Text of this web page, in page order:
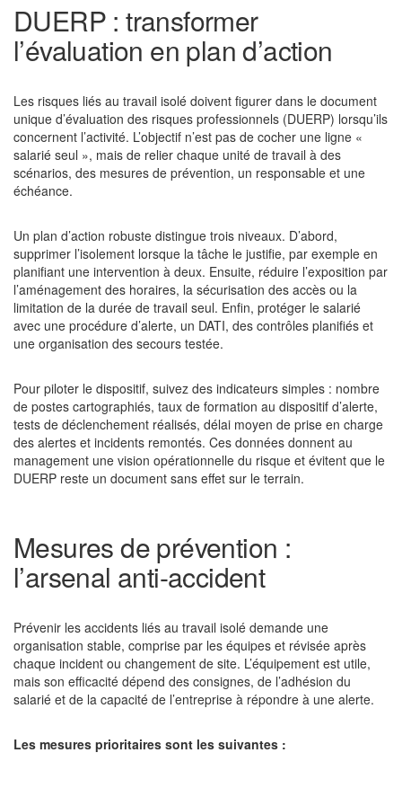
DUERP : transformer
l’évaluation en plan d’action
Les risques liés au travail isolé doivent figurer dans le document
unique d’évaluation des risques professionnels (DUERP) lorsqu’ils
concernent l’activité. L’objectif n’est pas de cocher une ligne «
salarié seul », mais de relier chaque unité de travail à des
scénarios, des mesures de prévention, un responsable et une
échéance.
Un plan d’action robuste distingue trois niveaux. D’abord,
supprimer l’isolement lorsque la tâche le justifie, par exemple en
planifiant une intervention à deux. Ensuite, réduire l’exposition par
l’aménagement des horaires, la sécurisation des accès ou la
limitation de la durée de travail seul. Enfin, protéger le salarié
avec une procédure d’alerte, un DATI, des contrôles planifiés et
une organisation des secours testée.
Pour piloter le dispositif, suivez des indicateurs simples : nombre
de postes cartographiés, taux de formation au dispositif d’alerte,
tests de déclenchement réalisés, délai moyen de prise en charge
des alertes et incidents remontés. Ces données donnent au
management une vision opérationnelle du risque et évitent que le
DUERP reste un document sans effet sur le terrain.
Mesures de prévention :
l’arsenal anti-accident
Prévenir les accidents liés au travail isolé demande une
organisation stable, comprise par les équipes et révisée après
chaque incident ou changement de site. L’équipement est utile,
mais son efficacité dépend des consignes, de l’adhésion du
salarié et de la capacité de l’entreprise à répondre à une alerte.
Les mesures prioritaires sont les suivantes :